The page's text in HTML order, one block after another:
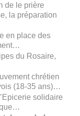
de le prière
la préparation
en place des
du Rosaire,
chrétien
(18-35 ans)…
l’Epicerie solidaire